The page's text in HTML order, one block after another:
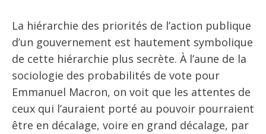
La hiérarchie des priorités de l’action publique
d’un gouvernement est hautement symbolique
de cette hiérarchie plus secrète. À l’aune de la
sociologie des probabilités de vote pour
Emmanuel Macron, on voit que les attentes de
ceux qui l’auraient porté au pouvoir pourraient
être en décalage, voire en grand décalage, par